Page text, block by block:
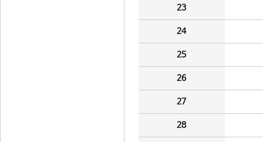
23
24
25
26
27
28